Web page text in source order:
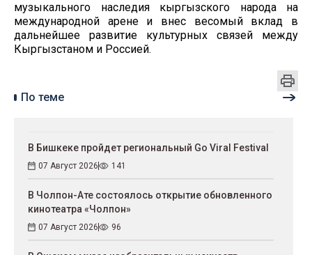
музыкального наследия кыргызского народа на
международной арене и внес весомый вклад в
дальнейшее развитие культурных связей между
Кыргызстаном и Россией.
По теме
В Бишкеке пройдет региональный Go Viral Festival
07 Август 2026 141
В Чолпон-Ате состоялось открытие обновленного
кинотеатра «Чолпон»
07 Август 2026 96